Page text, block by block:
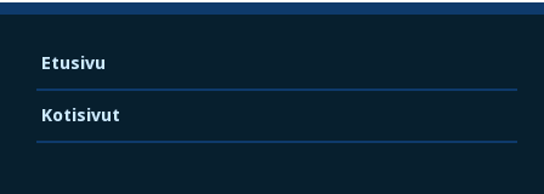
Etusivu
Kotisivut